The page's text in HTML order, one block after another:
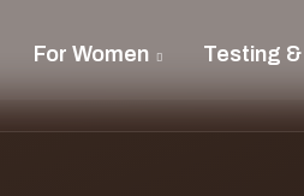
For Women Testing